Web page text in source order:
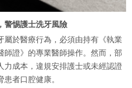
警惕護士洗牙風險
屬於醫療行為，必須由持有《執業
師證》的專業醫師操作。然而，部
力成本，違規安排護士或未經認證
患者口腔健康。